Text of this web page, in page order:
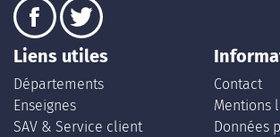
Liens utiles
Départements
Enseignes
SAV & Service client
Contact
Mentions
Données